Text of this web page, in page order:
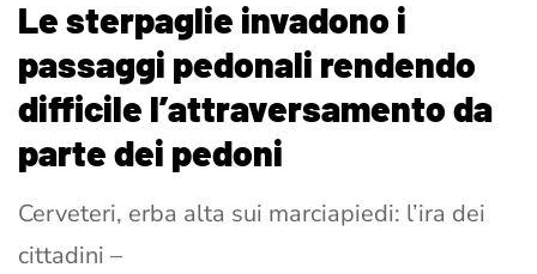
Le sterpaglie invadono i
passaggi pedonali rendendo
difficile l’attraversamento da
parte dei pedoni
Cerveteri, erba alta sui marciapiedi: l’ira dei
cittadini –